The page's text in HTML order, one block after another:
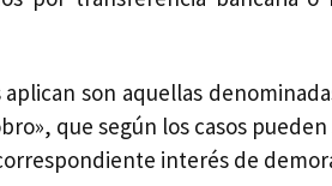
son aquellas
que según los casos
interés de